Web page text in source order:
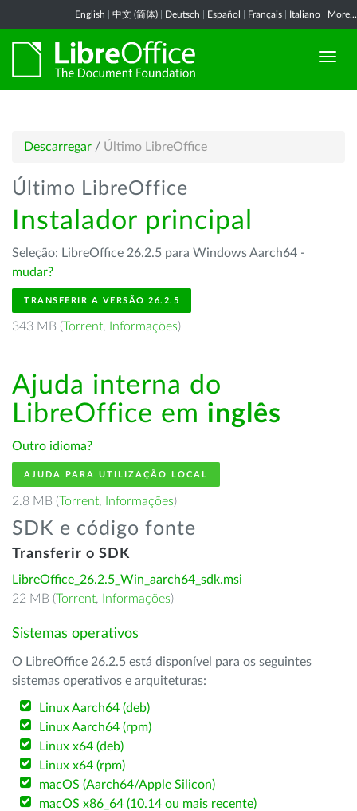
English 中文 (简体) Deutsch Español Français Italiano More...
Descarregar / Último LibreOffice
Último LibreOffice
Instalador principal
Seleção: LibreOffice 26.2.5 para Windows Aarch64 -
mudar?
TRANSFERIR A VERSÃO 26.2.5
343 MB (Torrent, Informações)
Ajuda interna do
LibreOffice em inglês
Outro idioma?
AJUDA PARA UTILIZAÇÃO LOCAL
2.8 MB (Torrent, Informações)
SDK e código fonte
Transferir o SDK
LibreOffice_26.2.5_Win_aarch64_sdk.msi
22 MB (Torrent, Informações)
Sistemas operativos
O LibreOffice 26.2.5 está disponível para os seguintes
sistemas operativos e arquiteturas:
Linux Aarch64 (deb)
Linux Aarch64 (rpm)
Linux x64 (deb)
Linux x64 (rpm)
macOS (Aarch64/Apple Silicon)
macOS x86_64 (10.14 ou mais recente)